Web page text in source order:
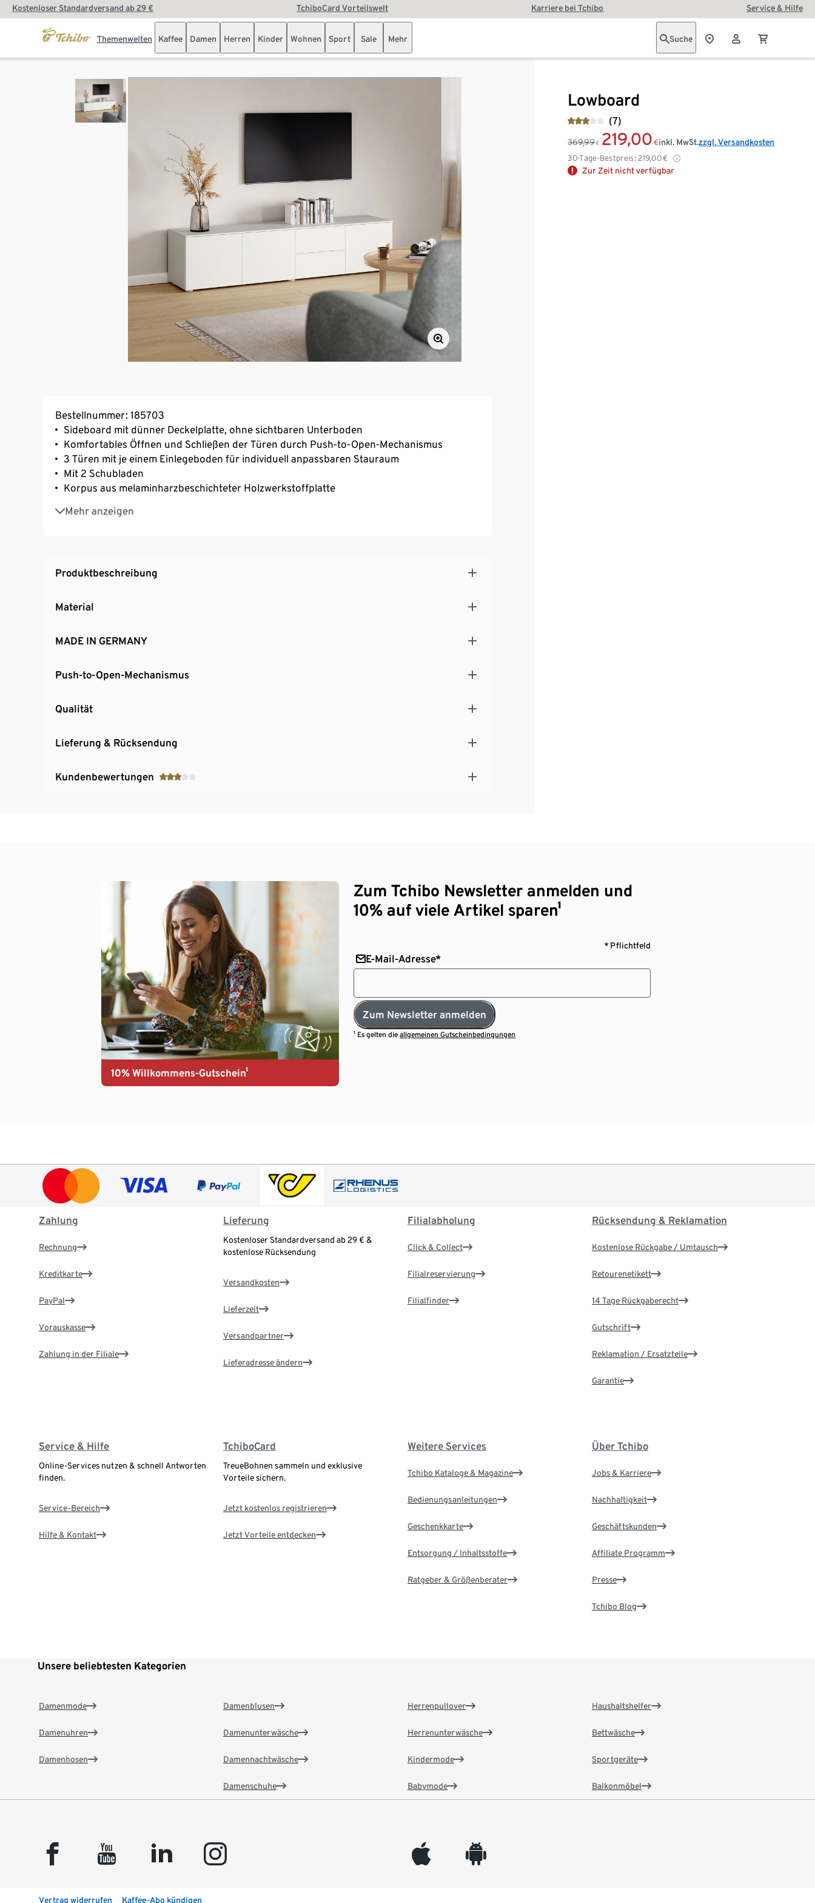
Kostenloser Standardversand ab 29 € TchiboCard Vorteilswelt Karriere bei Tchibo Service & Hilfe
Themenwelten Kaffee Damen Herren Kinder Wohnen Sport Sale Mehr Suche
Lowboard
(7)
369,99 € 219,00 €
30-Tage-Bestpreis: 219,00€
inkl. MwSt.zzgl. Versandkosten
Zur Zeit nicht verfügbar
Bestellnummer: 185703
Sideboard mit dünner Deckelplatte, ohne sichtbaren Unterboden
Komfortables Öffnen und Schließen der Türen durch Push-to-Open-Mechanismus
3 Türen mit je einem Einlegeboden für individuell anpassbaren Stauraum
Mit 2 Schubladen
Korpus aus melaminharzbeschichteter Holzwerkstoffplatte
Mehr anzeigen
Inkl. höhenverstellbarer Kunststofffüße
Produktbeschreibung
Material
MADE IN GERMANY
Push-to-Open-Mechanismus
Qualität
Lieferung & Rücksendung
Kundenbewertungen
10% Willkommens-Gutschein¹
Zum Tchibo Newsletter anmelden und
10% auf viele Artikel sparen¹
* Pflichtfeld
E-Mail-Adresse*
Zum Newsletter anmelden
¹ Es gelten dieallgemeinen Gutscheinbedingungen
Zahlung
Rechnung
Kreditkarte
PayPal
Vorauskasse
Zahlung in der Filiale
Lieferung
Kostenloser Standardversand ab 29 € &
kostenlose Rücksendung
Versandkosten
Lieferzeit
Versandpartner
Lieferadresse ändern
Filialabholung
Click & Collect
Filialreservierung
Filialfinder
Rücksendung & Reklamation
Kostenlose Rückgabe / Umtausch
Retourenetikett
14 Tage Rückgaberecht
Gutschrift
Reklamation / Ersatzteile
Garantie
Service & Hilfe
Online-Services nutzen & schnell Antworten
finden.
Service-Bereich
Hilfe & Kontakt
TchiboCard
TreueBohnen sammeln und exklusive
Vorteile sichern.
Jetzt kostenlos registrieren
Jetzt Vorteile entdecken
Weitere Services
Tchibo Kataloge & Magazine
Bedienungsanleitungen
Geschenkkarte
Entsorgung / Inhaltsstoffe
Ratgeber & Größenberater
Über Tchibo
Jobs & Karriere
Nachhaltigkeit
Geschäftskunden
Affiliate Programm
Presse
Tchibo Blog
Unsere beliebtesten Kategorien
Damenmode
Damenuhren
Damenhosen
Damenblusen
Damenunterwäsche
Damennachtwäsche
Damenschuhe
Herrenpullover
Herrenunterwäsche
Kindermode
Babymode
Haushaltshelfer
Bettwäsche
Sportgeräte
Balkonmöbel
facebook youtube linkedin instagram appleinc android
Vertrag widerrufen Kaffee-Abo kündigen